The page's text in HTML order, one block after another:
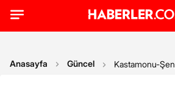
Anasayfa Güncel Kastamonu-